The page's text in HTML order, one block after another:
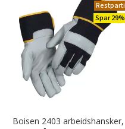
Restparti
Spar 29%
Boisen 2403 arbeidshansker,